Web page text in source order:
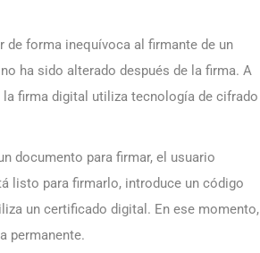
forma inequívoca al firmante de un
ha sido alterado después de la firma. A
firma digital utiliza tecnología de cifrado
documento para firmar, el usuario
listo para firmarlo, introduce un código
un certificado digital. En ese momento,
permanente.